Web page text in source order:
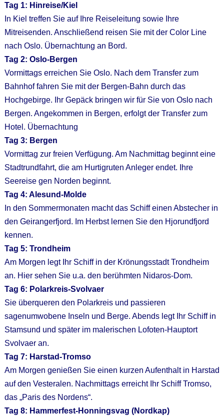
Tag 1: Hinreise/Kiel
In Kiel treffen Sie auf Ihre Reiseleitung sowie Ihre
Mitreisenden. Anschließend reisen Sie mit der Color Line
nach Oslo. Übernachtung an Bord.
Tag 2: Oslo-Bergen
Vormittags erreichen Sie Oslo. Nach dem Transfer zum
Bahnhof fahren Sie mit der Bergen-Bahn durch das
Hochgebirge. Ihr Gepäck bringen wir für Sie von Oslo nach
Bergen. Angekommen in Bergen, erfolgt der Transfer zum
Hotel. Übernachtung
Tag 3: Bergen
Vormittag zur freien Verfügung. Am Nachmittag beginnt eine
Stadtrundfahrt, die am Hurtigruten Anleger endet. Ihre
Seereise gen Norden beginnt.
Tag 4: Alesund-Molde
In den Sommermonaten macht das Schiff einen Abstecher in
den Geirangerfjord. Im Herbst lernen Sie den Hjorundfjord
kennen.
Tag 5: Trondheim
Am Morgen legt Ihr Schiff in der Krönungsstadt Trondheim
an. Hier sehen Sie u.a. den berühmten Nidaros-Dom.
Tag 6: Polarkreis-Svolvaer
Sie überqueren den Polarkreis und passieren
sagenumwobene Inseln und Berge. Abends legt Ihr Schiff in
Stamsund und später im malerischen Lofoten-Hauptort
Svolvaer an.
Tag 7: Harstad-Tromso
Am Morgen genießen Sie einen kurzen Aufenthalt in Harstad
auf den Vesteralen. Nachmittags erreicht Ihr Schiff Tromso,
das „Paris des Nordens“.
Tag 8: Hammerfest-Honningsvag (Nordkap)